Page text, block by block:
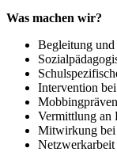
Was machen wir?
Begleitung
Intervention
Vermittlung an
Mitwirkung bei
Netzwerkarbeit